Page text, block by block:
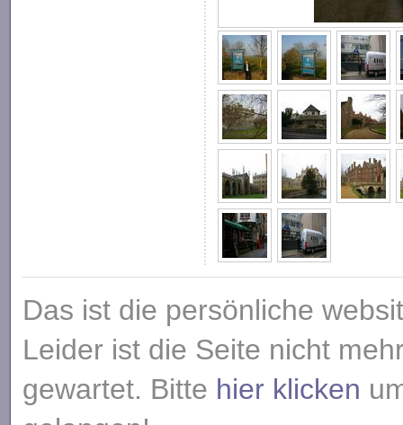
Das ist die persönliche
Leider ist die Seite nicht
gewartet. Bitte hier klicken